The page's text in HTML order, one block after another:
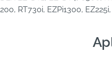
RT730i, EZPi1300,